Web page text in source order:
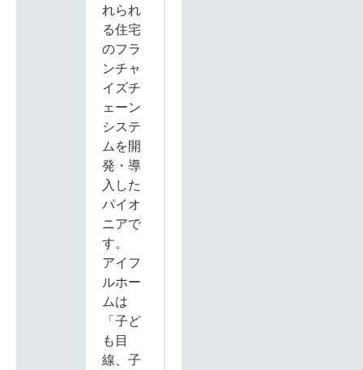
れられ
る住宅
のフラ
ンチャ
イズチ
ェーン
システ
ムを開
発・導
入した
パイオ
ニアで
す。
アイフ
ルホー
ムは
「子ど
も目
線、子